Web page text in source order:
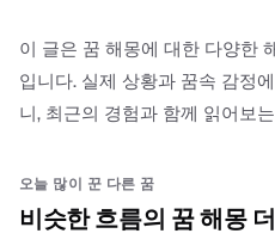
이 글은 꿈 해몽에 대한 다양한
입니다. 실제 상황과 꿈속 감정
니, 최근의 경험과 함께 읽어보
오늘 많이 꾼 다른 꿈
비슷한 흐름의 꿈 해몽